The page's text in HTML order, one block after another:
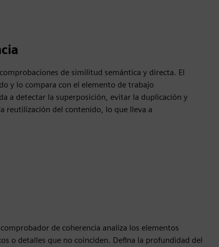
de similitud semántica y directa. El
y lo compara con el elemento de trabajo
a detectar la superposición, evitar la duplicación y
reutilización del contenido, lo que lleva a
de coherencia analiza los elementos
o detalles que no coinciden. Defina la profundidad del